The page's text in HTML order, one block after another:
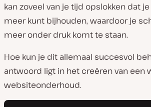
kan zoveel van je tijd opslokken dat
meer kunt bijhouden, waardoor je
meer onder druk komt te staan.
Hoe kun je dit allemaal succesvol
antwoord ligt in het creëren van een
websiteonderhoud.